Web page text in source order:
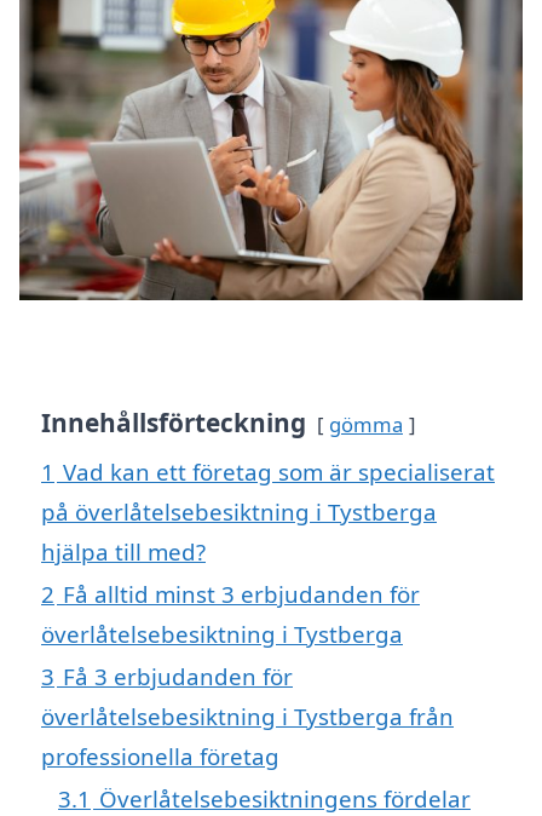
Innehållsförteckning gömma
1 Vad kan ett företag som är specialiserat
på överlåtelsebesiktning i Tystberga
hjälpa till med?
2 Få alltid minst 3 erbjudanden för
överlåtelsebesiktning i Tystberga
3 Få 3 erbjudanden för
överlåtelsebesiktning i Tystberga från
professionella företag
3.1 Överlåtelsebesiktningens fördelar